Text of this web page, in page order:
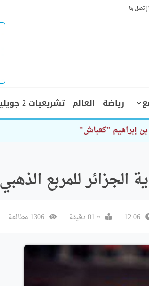
إتصل بنا
رياضة العالم تشريعيات 2 جويلية 2026
للمربع الذهبي
12:06 ~ 01 دقيقة 1306 مطالعة